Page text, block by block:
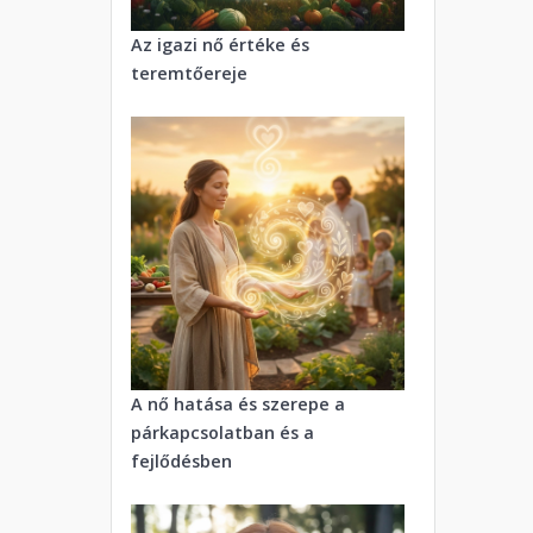
Az igazi nő értéke és
teremtőereje
A nő hatása és szerepe a
párkapcsolatban és a
fejlődésben